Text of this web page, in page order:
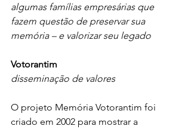
algumas famílias empresárias que
fazem questão de preservar sua
memória – e valorizar seu legado
Votorantim
disseminação de valores
O projeto Memória Votorantim foi
criado em 2002 para mostrar a